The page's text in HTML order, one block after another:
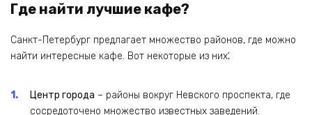
Где найти лучшие кафе?
Санкт-Петербург предлагает множество районов, где можно
найти интересные кафе. Вот некоторые из них⁚
Центр города – районы вокруг Невского проспекта, где
сосредоточено множество известных заведений.